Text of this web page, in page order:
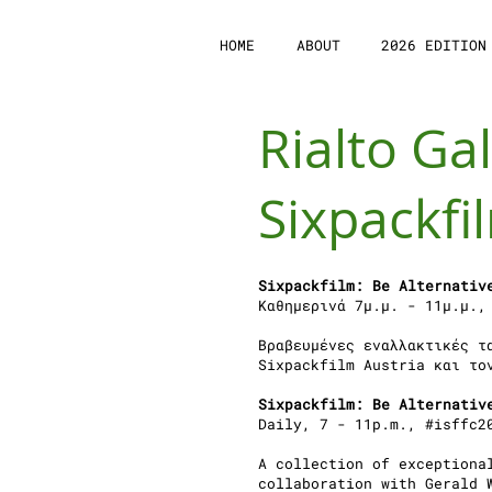
HOME ABOUT 2026 EDITION
Rialto
Sixpackfilm: Be
Kαθημερινά 7μ.μ. -
Βραβευμένες
Sixpackfilm Austria και
Sixpackfilm: Be
Daily, 7 - 11p.m.,
A collection of
collaboration with Gerald